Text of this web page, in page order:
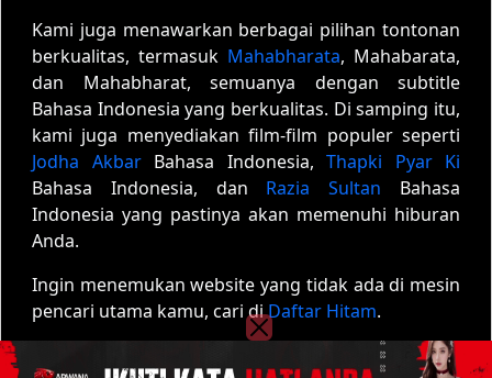
Kami juga menawarkan berbagai pilihan tontonan
berkualitas, termasuk Mahabharata, Mahabarata,
dan Mahabharat, semuanya dengan subtitle
Bahasa Indonesia yang berkualitas. Di samping itu,
kami juga menyediakan film-film populer seperti
Jodha AkbarBahasa Indonesia, Thapki Pyar Ki
Bahasa Indonesia, dan Razia Sultan Bahasa
Indonesia yang pastinya akan memenuhi hiburan
Anda.
Ingin menemukan website yang tidak ada di mesin
pencari utama kamu, cari diDaftar Hitam.